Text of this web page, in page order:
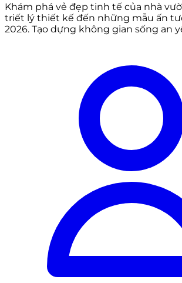
Khám phá vẻ đẹp tinh tế của nhà
triết lý thiết kế đến những mẫu ấn
2026. Tạo dựng không gian sống an